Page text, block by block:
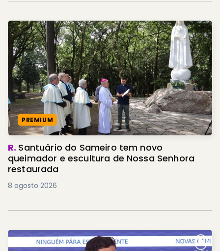
PREMIUM
R. Santuário do Sameiro tem novo
queimador e escultura de Nossa Senhora
restaurada
8 agosto 2026